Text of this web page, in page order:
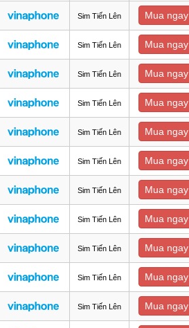
Sim Tiến Lên Mua ngay
Sim Tiến Lên Mua ngay
Sim Tiến Lên Mua ngay
Sim Tiến Lên Mua ngay
Sim Tiến Lên Mua ngay
Sim Tiến Lên Mua ngay
Sim Tiến Lên Mua ngay
Sim Tiến Lên Mua ngay
Sim Tiến Lên Mua ngay
Sim Tiến Lên Mua ngay
Sim Tiến Lên Mua ngay